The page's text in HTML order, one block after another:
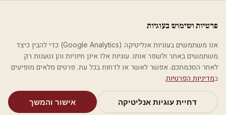
מאמריםקטגוריותחיפושאודות
בית קטגוריות רופאים מנתחים פלסטיים פרופ' ברוכין אברהם
רופאים מנתחים פלסטיים
פרופ' ברוכין אברהם
פרטיות ושימוש בעוגיות
אנו משתמשים בעוגיות אנליטיקה (Google Analytics) כדי להבין כיצד
משתמשים באתר ולשפר אותו. עוגיות אלו אינן חיוניות והן נטענות רק
לאחר הסכמתכם. אפשר לאשר או לדחות בכל עת. פרטים מלאים מופיעים
במדיניות הפרטיות.
דחיית עוגיות אנליטיקה אישור והמשך